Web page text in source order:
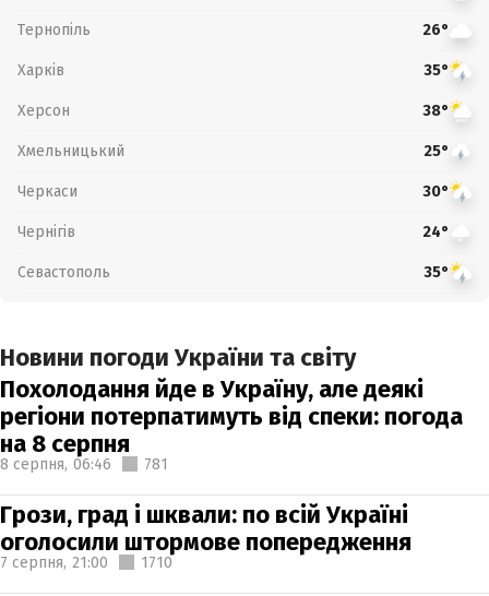
Тернопіль 26°
Харків 35°
Херсон 38°
Хмельницький 25°
Черкаси 30°
Чернігів 24°
Севастополь 35°
Новини погоди України та світу
Похолодання йде в Україну, але деякі
регіони потерпатимуть від спеки: погода
на 8 серпня
8 серпня, 06:46 781
Грози, град і шквали: по всій Україні
оголосили штормове попередження
7 серпня, 21:00 1710